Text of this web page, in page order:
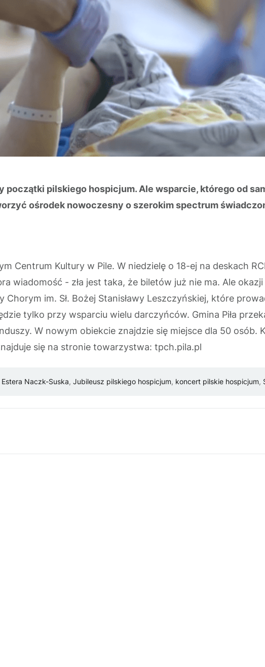
początki pilskiego hospicjum. Ale wsparcie, którego od
ośrodek nowoczesny o szerokim spectrum
Centrum Kultury w Pile. W niedzielę o 18-ej na deskach
wiadomość - zła jest taka, że biletów już nie ma. Ale
im. Sł. Bożej Stanisławy Leszczyńskiej, które
tylko przy wsparciu wielu darczyńców. Gmina Piła
W nowym obiekcie znajdzie się miejsce dla 50 osób.
się na stronie towarzystwa: tpch.pila.pl
Estera Naczk-Suska, Jubileusz pilskiego hospicjum, koncert pilskie hospicjum,